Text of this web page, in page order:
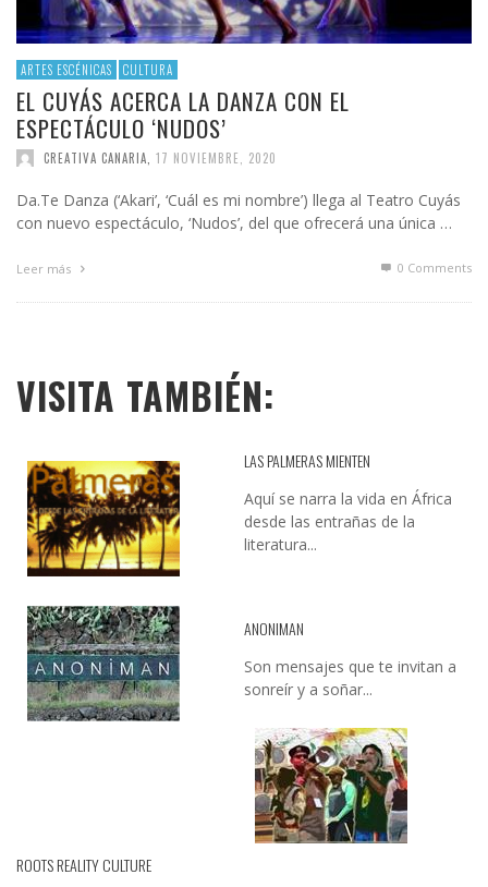
ARTES ESCÉNICAS CULTURA
EL CUYÁS ACERCA LA DANZA CON EL
ESPECTÁCULO ‘NUDOS’
CREATIVA CANARIA 17 NOVIEMBRE, 2020
Da.Te Danza (‘Akari’, ‘Cuál es mi nombre’) llega al Teatro Cuyás
con nuevo espectáculo, ‘Nudos’, del que ofrecerá una única …
Leer más 0 Comments
VISITA TAMBIÉN:
LAS PALMERAS MIENTEN
Aquí se narra la vida en África
desde las entrañas de la
literatura...
ANONIMAN
Son mensajes que te invitan a
sonreír y a soñar...
ROOTS REALITY CULTURE